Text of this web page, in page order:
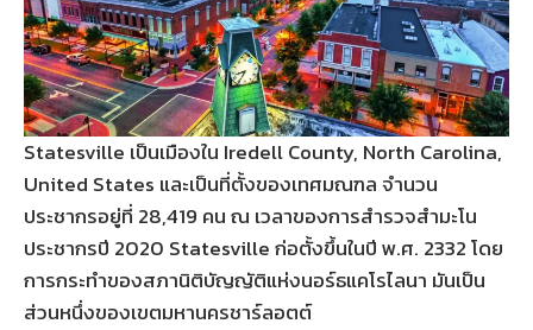
Statesville เป็นเมืองใน Iredell County, North Carolina,
United States และเป็นที่ตั้งของเทศมณฑล จำนวน
ประชากรอยู่ที่ 28,419 คน ณ เวลาของการสำรวจสำมะโน
ประชากรปี 2020 Statesville ก่อตั้งขึ้นในปี พ.ศ. 2332 โดย
การกระทำของสภานิติบัญญัติแห่งนอร์ธแคโรไลนา มันเป็น
ส่วนหนึ่งของเขตมหานครชาร์ลอตต์